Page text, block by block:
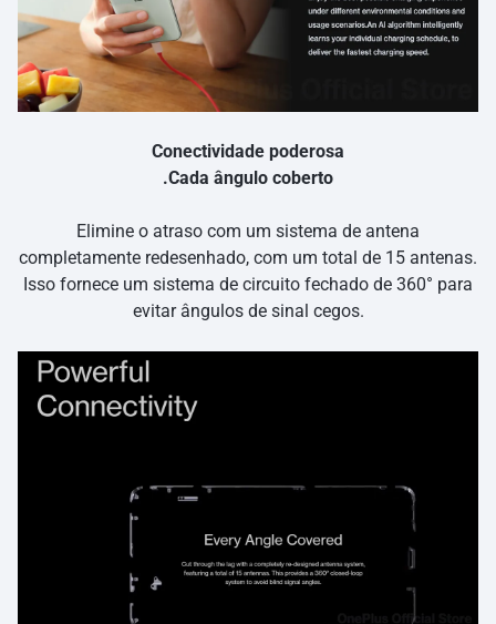
Conectividade poderosa
.Cada ângulo coberto
Elimine o atraso com um sistema de antena
completamente redesenhado, com um total de 15 antenas.
Isso fornece um sistema de circuito fechado de 360° para
evitar ângulos de sinal cegos.